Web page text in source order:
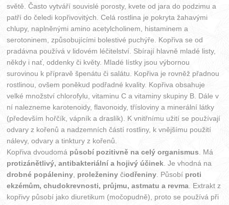
světě. Často vytváří souvislé porosty, kvete od jara do podzimu a
patří do čeledi kopřivovitých. Celá rostlina je pokryta žahavými
chlupy, naplněnými amino acetylcholinem, histaminem a
serotoninem, způsobujícími bolestivé puchýře. Kopřiva se od
pradávna používá v lidovém léčitelství. Sbírají hlavně mladé listy,
někdy i nať, oddenky či květy. Mladé lístky jsou výbornou
surovinou k přípravě špenátu či salátu. Kopřiva je rovněž přadnou
rostlinou, ovšem poněkud podřadné kvality. Kopřiva obsahuje
velké množství chlorofylu, vitaminu C a vitaminy skupiny B. Dále v
ní nalezneme karotenoidy, flavonoidy, třísloviny a minerální látky
(především hořčík, vápník a draslík). K vnitřnímu užití se používají
odvary z kořenů a nadzemních částí rostliny, k vnějšímu použití
nálevy, odvary a tinktury z kořenů.
Kopřiva dvoudomá působí pozitivně na celý organismus. Má
protizánětlivý, antibakteriální a hojivý účinek. Je vhodná na
drobné popáleniny, proleženiny čiodřeniny. Působí proti
ekzémům, chudokrevnosti, průjmu, astmatu a revma. Extrakt z
kopřivy působí jako diuretikum (močopudně), proto se používá při